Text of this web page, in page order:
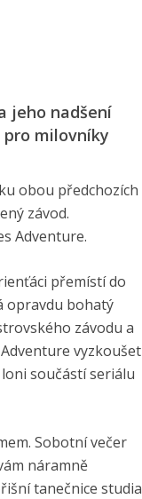
jeho nadšení
milovníky
obou předchozích
závod.
Adventure.
přemístí do
opravdu bohatý
závodu a
vyzkoušet
součástí seriálu
Sobotní večer
náramně
tanečnice studia